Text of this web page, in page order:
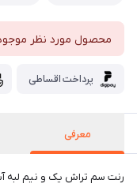
محصول مورد نظر
پرداخت اقساطی
معرفی
رنت سم تراش یک و نیم لبه